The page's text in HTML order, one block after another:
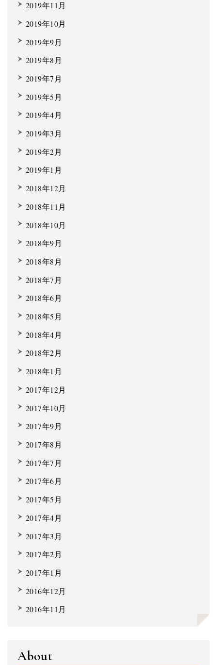
2019年11月
2019年10月
2019年9月
2019年8月
2019年7月
2019年5月
2019年4月
2019年3月
2019年2月
2019年1月
2018年12月
2018年11月
2018年10月
2018年9月
2018年8月
2018年7月
2018年6月
2018年5月
2018年4月
2018年2月
2018年1月
2017年12月
2017年10月
2017年9月
2017年8月
2017年7月
2017年6月
2017年5月
2017年4月
2017年3月
2017年2月
2017年1月
2016年12月
2016年11月
About